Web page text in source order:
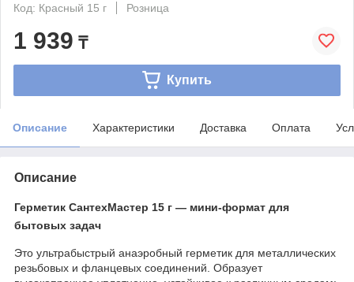
Код: Красный 15 г
Розница
1 939 ₸
Купить
Описание Характеристики Доставка Оплата
Описание
Герметик СантехМастер 15 г — мини-формат для
бытовых задач
Это ультрабыстрый анаэробный герметик для металлических
резьбовых и фланцевых соединений. Образует